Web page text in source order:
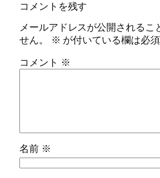
コメントを残す
メールアドレスが公開されるこ
せん。
※ が付いている欄は必
コメント ※
名前 ※